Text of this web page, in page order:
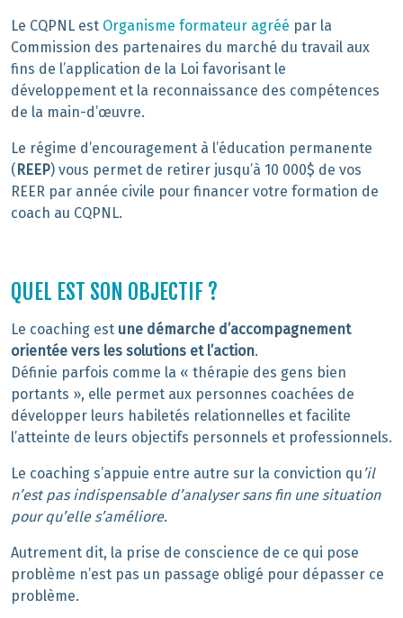
Le CQPNL est Organisme formateur agréé par la
Commission des partenaires du marché du travail aux
fins de l’application de la Loi favorisant le
développement et la reconnaissance des compétences
de la main-d’œuvre.
Le régime d’encouragement à l’éducation permanente
( REEP) vous permet de retirer jusqu’à 10 000$ de vos
REER par année civile pour financer votre formation de
coach au CQPNL.
QUEL EST SON OBJECTIF ?
Le coaching est une démarche d’accompagnement
orientée vers les solutions et l’action.
Définie parfois comme la « thérapie des gens bien
portants », elle permet aux personnes coachées de
développer leurs habiletés relationnelles et facilite
l’atteinte de leurs objectifs personnels et professionnels.
Le coaching s’appuie entre autre sur la conviction qu ’il
n’est pas indispensable d’analyser sans fin une situation
pour qu’elle s’améliore.
Autrement dit, la prise de conscience de ce qui pose
problème n’est pas un passage obligé pour dépasser ce
problème.